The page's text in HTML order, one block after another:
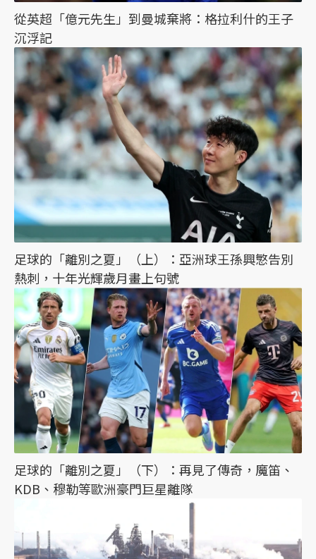
從英超「億元先生」到曼城棄將：格拉利什的王子
沉浮記
足球的「離別之夏」（上）：亞洲球王孫興慜告別
熱刺，十年光輝歲月畫上句號
足球的「離別之夏」（下）：再見了傳奇，魔笛、
KDB、穆勒等歐洲豪門巨星離隊